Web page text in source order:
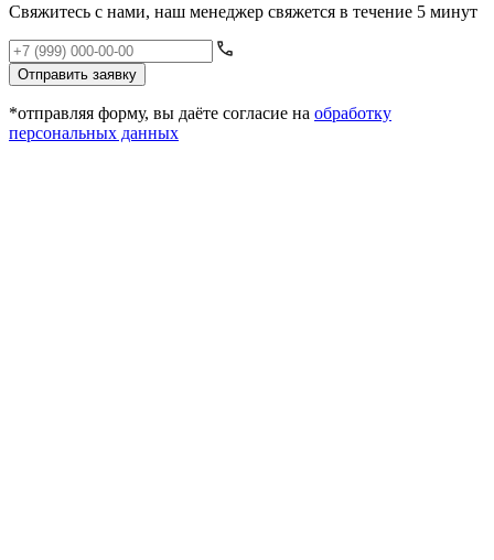
Свяжитесь с нами, наш менеджер свяжется в течение 5 минут
Отправить заявку
*отправляя форму, вы даёте согласие на обработку
персональных данных